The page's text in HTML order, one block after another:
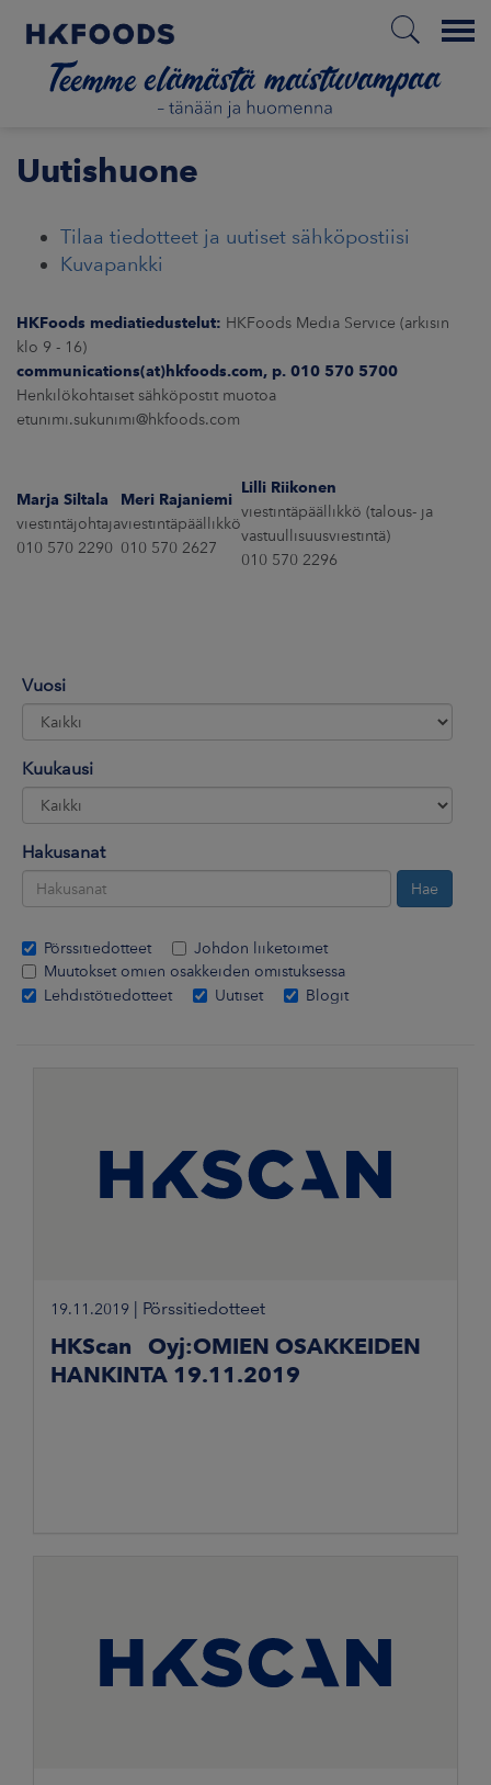
Menu
ETUSIVU
MEISTÄ
Uutishuone
Tilaa tiedotteet ja uutiset sähköpostiisi
Kuvapankki
HKFoods mediatiedustelut: HKFoods Media Service (arkisin
klo 9 - 16)
communications(at)hkfoods.com, p. 010 570 5700
Henkilökohtaiset sähköpostit muotoa
etunimi.sukunimi@hkfoods.com
Marja Siltala
viestintäjohtaja
010 570 2290
Meri Rajaniemi
viestintäpäällikkö
010 570 2627
Lilli Riikonen
viestintäpäällikkö (talous- ja
vastuullisuusviestintä)
010 570 2296
Vuosi
Kuukausi
Hakusanat
Pörssitiedotteet
Johdon liiketoimet
Muutokset omien osakkeiden omistuksessa
Lehdistötiedotteet
Uutiset Blogit
19.11.2019 Pörssitiedotteet
HKScan Oyj:OMIEN OSAKKEIDEN
HANKINTA 19.11.2019